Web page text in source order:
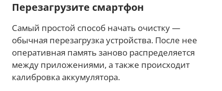
Перезагрузите смартфон
Самый простой способ начать очистку —
обычная перезагрузка устройства. После нее
оперативная память заново распределяется
между приложениями, а также происходит
калибровка аккумулятора.